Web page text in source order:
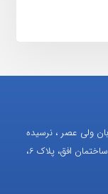
ولی عصر ، نرسیده
به چهارراه پارک وی، کوچه فخرالدینی(افق سابق)، ساختمان افق، پلاک 6،